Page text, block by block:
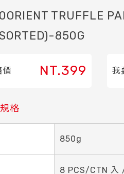
TRUFFLE
850G
價 NT.399 我
格
850g
8 PCS/CTN 入